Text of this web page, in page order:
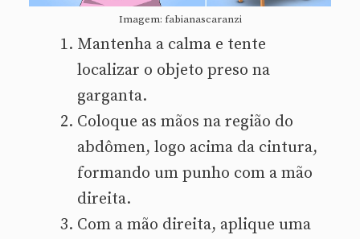
Imagem: fabianascaranzi
Mantenha a calma e tente
localizar o objeto preso na
garganta.
Coloque as mãos na região do
abdômen, logo acima da cintura,
formando um punho com a mão
direita.
Com a mão direita, aplique uma